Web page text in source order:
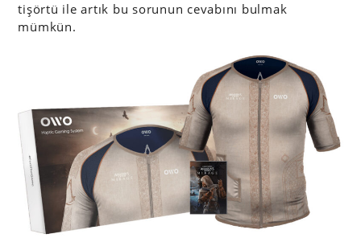
tişörtü ile artık bu sorunun cevabını bulmak
mümkün.